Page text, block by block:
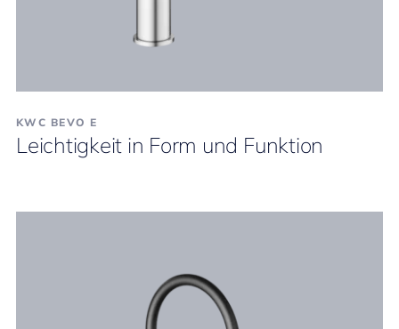
KWC BEVO E
Leichtigkeit in Form und Funktion